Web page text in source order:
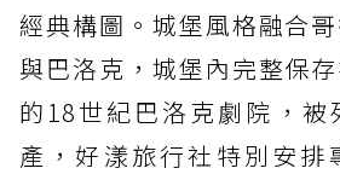
經典構圖。城堡風格融合
與巴洛克，城堡內完整保
的18世紀巴洛克劇院，被
產，好漾旅行社特別安排